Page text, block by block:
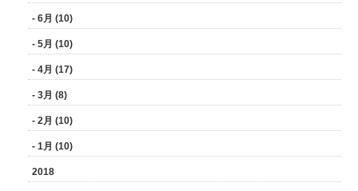
- 6月 (10)
- 5月 (10)
- 4月 (17)
- 3月 (8)
- 2月 (10)
- 1月 (10)
2018